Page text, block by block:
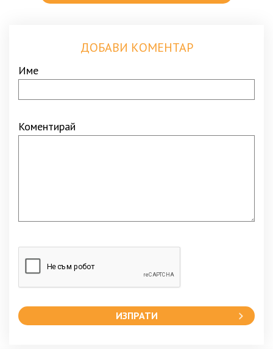
ДОБАВИ КОМЕНТАР
Име
Коментирай
ИЗПРАТИ